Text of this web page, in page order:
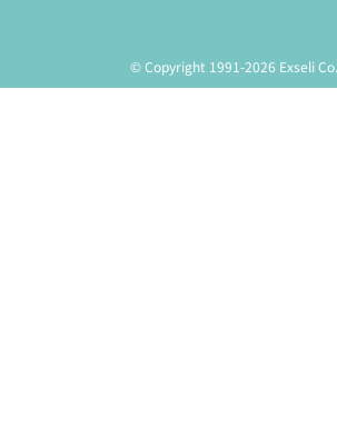
© Copyright 1991-2026 Exseli